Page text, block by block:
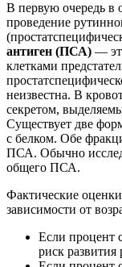
В первую очередь в
проведение
антиген (ПСА) —
клетками
неизвестна. В
секретом,
Существует две
с белком. Обе
ПСА. Обычно
общего ПСА.
Фактические
зависимости от
Если процент
риск развития